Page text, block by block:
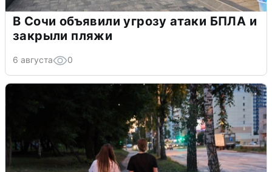
В Сочи объявили угрозу атаки БПЛА и
закрыли пляжи
6 августа 0